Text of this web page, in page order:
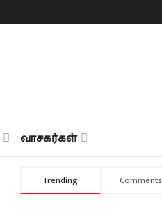
வாசகர்கள்
Trending Comments